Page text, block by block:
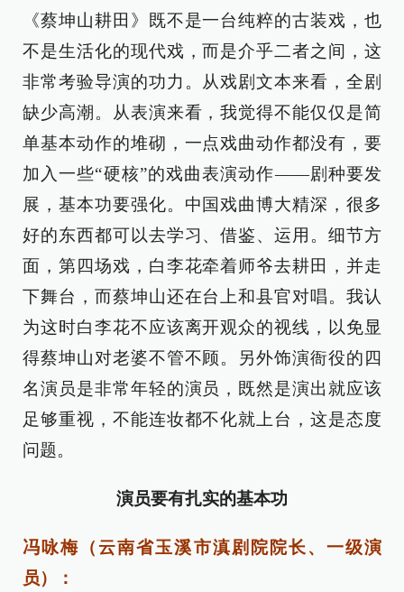
《蔡坤山耕田》既不是一台纯粹的古装戏，也
不是生活化的现代戏，而是介乎二者之间，这
非常考验导演的功力。从戏剧文本来看，全剧
缺少高潮。从表演来看，我觉得不能仅仅是简
单基本动作的堆砌，一点戏曲动作都没有，要
加入一些“硬核”的戏曲表演动作——剧种要发
展，基本功要强化。中国戏曲博大精深，很多
好的东西都可以去学习、借鉴、运用。细节方
面，第四场戏，白李花牵着师爷去耕田，并走
下舞台，而蔡坤山还在台上和县官对唱。我认
为这时白李花不应该离开观众的视线，以免显
得蔡坤山对老婆不管不顾。另外饰演衙役的四
名演员是非常年轻的演员，既然是演出就应该
足够重视，不能连妆都不化就上台，这是态度
问题。
演员要有扎实的基本功
冯咏梅（云南省玉溪市滇剧院院长、一级演
员）：